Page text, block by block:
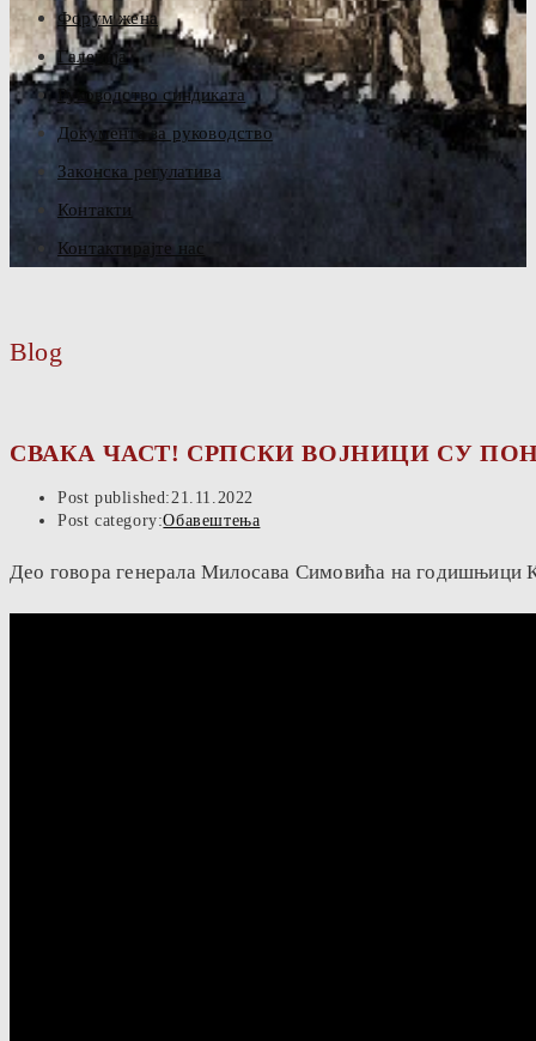
Форум жена
Галерија
Руководство синдиката
Документа за руководство
Законска регулатива
Контакти
Контактирајте нас
Blog
СВАКА ЧАСТ! СРПСКИ ВОЈНИЦИ СУ
Post published:21.11.2022
Post category:Обавештења
Део говора генерала Милосава Симовића на годишњици